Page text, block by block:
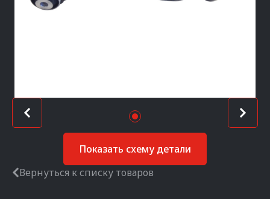
Показать схему детали
Вернуться к списку товаров